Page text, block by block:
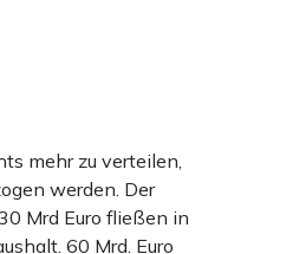
mehr zu verteilen,
werden. Der
Mrd Euro fließen in
60 Mrd. Euro